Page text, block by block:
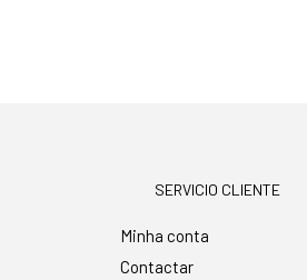
SERVICIO CLIENTE
Minha conta
Contactar